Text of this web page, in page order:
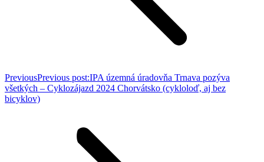
PreviousPrevious post:IPA územná úradovňa Trnava pozýva
všetkých – Cyklozájazd 2024 Chorvátsko (cykloloď, aj bez
bicyklov)